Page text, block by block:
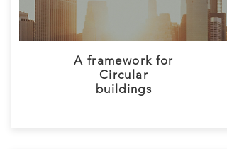
A framework for
Circular
buildings